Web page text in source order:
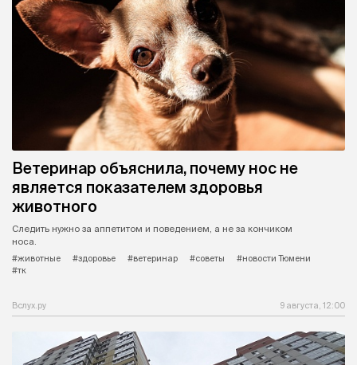
Ветеринар объяснила, почему нос не
является показателем здоровья
животного
Следить нужно за аппетитом и поведением, а не за кончиком
носа.
#животные
#здоровье #ветеринар #советы
#новости Тюмени
#тк
Вслух.ру 9 августа, 12:00